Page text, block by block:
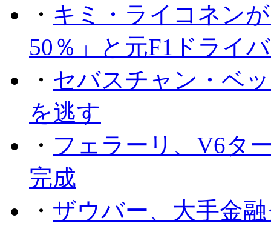
・ キミ・ライコネン
50％」と元F1ドライ
・ セバスチャン・ベ
を逃す
・ フェラーリ、V6タ
完成
・ ザウバー、大手金